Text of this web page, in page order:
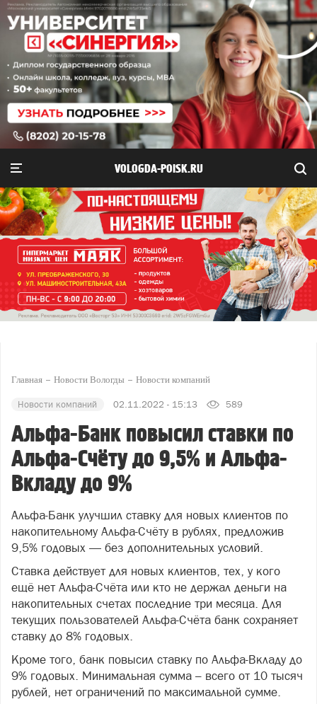
VOLOGDA-POISK.RU
Главная Новости Вологды Новости компаний
Новости компаний 02.11.2022 - 15:13 589
Альфа-Банк повысил ставки по
Альфа-Счёту до 9,5% и Альфа-
Вкладу до 9%
Альфа-Банк улучшил ставку для новых клиентов по
накопительному Альфа-Счёту в рублях, предложив
9,5% годовых — без дополнительных условий.
Ставка действует для новых клиентов, тех, у кого
ещё нет Альфа-Счёта или кто не держал деньги на
накопительных счетах последние три месяца. Для
текущих пользователей Альфа-Счёта банк сохраняет
ставку до 8% годовых.
Кроме того, банк повысил ставку по Альфа-Вкладу до
9% годовых. Минимальная сумма – всего от 10 тысяч
рублей, нет ограничений по максимальной сумме.